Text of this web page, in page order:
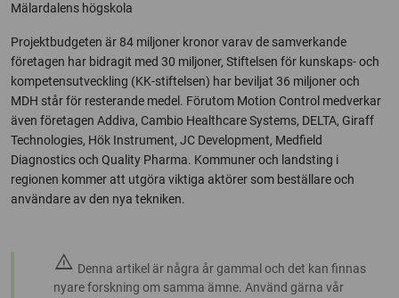
Mälardalens högskola
Projektbudgeten är 84 miljoner kronor varav de samverkande
företagen har bidragit med 30 miljoner, Stiftelsen för kunskaps- och
kompetensutveckling (KK-stiftelsen) har beviljat 36 miljoner och
MDH står för resterande medel. Förutom Motion Control medverkar
även företagen Addiva, Cambio Healthcare Systems, DELTA, Giraff
Technologies, Hök Instrument, JC Development, Medfield
Diagnostics och Quality Pharma. Kommuner och landsting i
regionen kommer att utgöra viktiga aktörer som beställare och
användare av den nya tekniken.
warning Denna artikel är några år gammal och det kan finnas
nyare forskning om samma ämne. Använd gärna vår